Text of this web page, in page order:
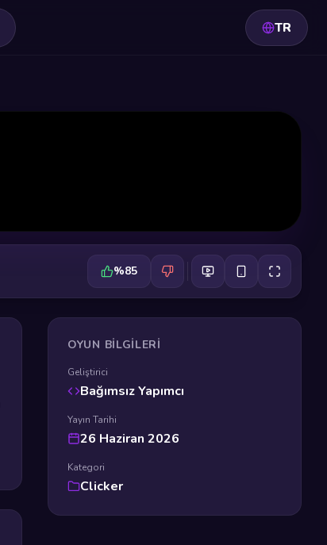
TR
%85
OYUN BILGILERI
Geliştirici
Bağımsız Yapımcı
Yayın Tarihi
26 Haziran 2026
Kategori
Clicker